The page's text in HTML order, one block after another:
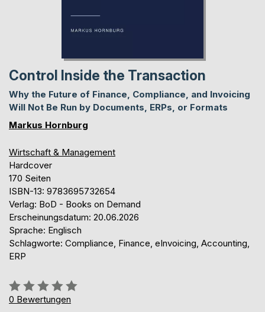
Control Inside the Transaction
Why the Future of Finance, Compliance, and Invoicing
Will Not Be Run by Documents, ERPs, or Formats
Markus Hornburg
Wirtschaft & Management
Hardcover
170 Seiten
ISBN-13: 9783695732654
Verlag: BoD - Books on Demand
Erscheinungsdatum: 20.06.2026
Sprache: Englisch
Schlagworte: Compliance, Finance, eInvoicing, Accounting,
ERP
Bewertung::
0%
0 Bewertungen